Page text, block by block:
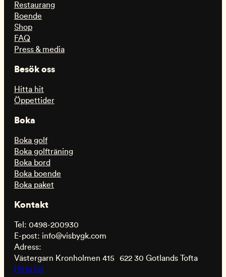
Restaurang
Boende
Shop
FAQ
Press & media
Besök oss
Hitta hit
Öppettider
Boka
Boka golf
Boka golfträning
Boka bord
Boka boende
Boka paket
Kontakt
Tel: 0498-200930
E-post: info@visbygk.com
Adress:
Västergarn Kronholmen 415 622 30 Gotlands Tofta
Hitta hit